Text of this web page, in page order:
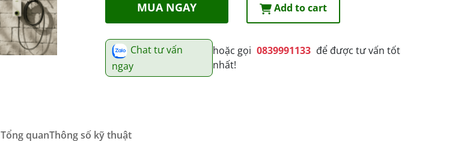
MUA NGAY Add to cart
Chat tư vấn
ngay
hoặc gọi 0839991133 để được tư vấn tốt
nhất!
Tổng quanThông số kỹ thuật